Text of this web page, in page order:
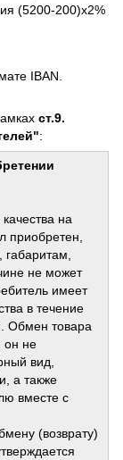
(5200-200)х2%
IBAN.
ст.9.
:
на
приобретен,
не может
имеет
в течение
Обмен товара
он не
вид,
а также
вместе с
(возврату)